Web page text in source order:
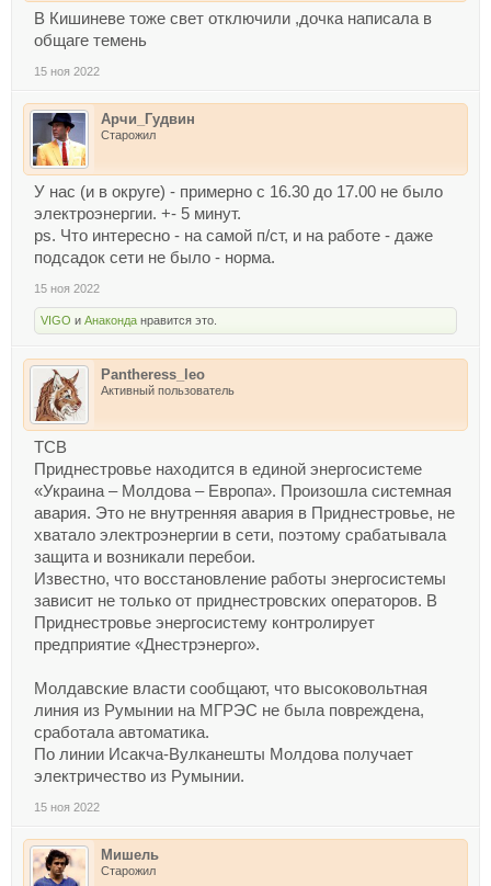
В Кишиневе тоже свет отключили ,дочка написала в
общаге темень
15 ноя 2022
Арчи_Гудвин
Старожил
У нас (и в округе) - примерно с 16.30 до 17.00 не было
электроэнергии. +- 5 минут.
ps. Что интересно - на самой п/ст, и на работе - даже
подсадок сети не было - норма.
15 ноя 2022
VIGO и Анаконда нравится это.
Pantheress_leo
Активный пользователь
ТСВ
Приднестровье находится в единой энергосистеме
«Украина – Молдова – Европа». Произошла системная
авария. Это не внутренняя авария в Приднестровье, не
хватало электроэнергии в сети, поэтому срабатывала
защита и возникали перебои.
Известно, что восстановление работы энергосистемы
зависит не только от приднестровских операторов. В
Приднестровье энергосистему контролирует
предприятие «Днестрэнерго».
Молдавские власти сообщают, что высоковольтная
линия из Румынии на МГРЭС не была повреждена,
сработала автоматика.
По линии Исакча-Вулканешты Молдова получает
электричество из Румынии.
15 ноя 2022
Мишель
Старожил